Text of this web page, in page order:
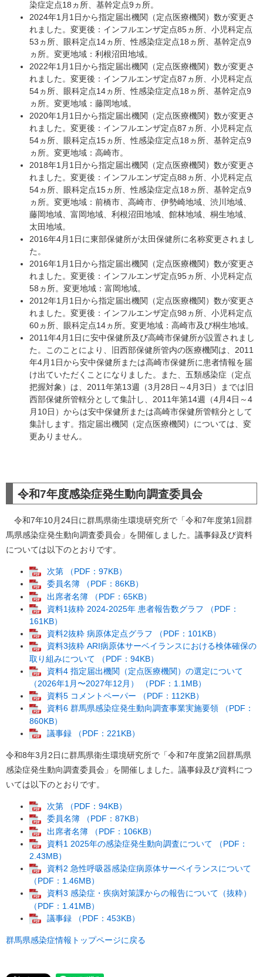
染症定点18ヵ所、基幹定点9ヵ所。
2024年1月1日から指定届出機関（定点医療機関）数が変更さ
れました。変更後：インフルエンザ定点85ヵ所、小児科定点
53ヵ所、眼科定点14ヵ所、性感染症定点18ヵ所、基幹定点9
ヵ所。変更地域：利根沼田地域。
2022年1月1日から指定届出機関（定点医療機関）数が変更さ
れました。変更後：インフルエンザ定点87ヵ所、小児科定点
54ヵ所、眼科定点14ヵ所、性感染症定点18ヵ所、基幹定点9
ヵ所。変更地域：藤岡地域。
2020年1月1日から指定届出機関（定点医療機関）数が変更さ
れました。変更後：インフルエンザ定点87ヵ所、小児科定点
54ヵ所、眼科定点15ヵ所、性感染症定点18ヵ所、基幹定点9
ヵ所。変更地域：高崎市。
2018年1月1日から指定届出機関（定点医療機関）数が変更さ
れました。変更後：インフルエンザ定点88ヵ所、小児科定点
54ヵ所、眼科定点15ヵ所、性感染症定点18ヵ所、基幹定点9
ヵ所。変更地域：前橋市、高崎市、伊勢崎地域、渋川地域、
藤岡地域、富岡地域、利根沼田地域、館林地域、桐生地域、
太田地域。
2016年4月1日に東部保健所が太田保健所に名称変更されまし
た。
2016年1月1日から指定届出機関（定点医療機関）数が変更さ
れました。変更後：インフルエンザ定点95ヵ所、小児科定点
58ヵ所。変更地域：富岡地域。
2012年1月1日から指定届出機関（定点医療機関）数が変更さ
れました。変更後：インフルエンザ定点98ヵ所、小児科定点
60ヵ所、眼科定点14ヵ所。変更地域：高崎市及び桐生地域。
2011年4月1日に安中保健所及び高崎市保健所が設置されまし
た。このことにより、旧西部保健所管内の医療機関は、2011
年4月1日から安中保健所または高崎市保健所に患者情報を届
け出ていただくことになりました。また、五類感染症（定点
把握対象）は、2011年第13週（3月28日～4月3日）までは旧
西部保健所管轄分として集計し、2011年第14週（4月4日～4
月10日）からは安中保健所または高崎市保健所管轄分として
集計します。指定届出機関（定点医療機関）については、変
更ありません。
令和7年度感染症発生動向調査委員会
令和7年10月24日に群馬県衛生環境研究所で「令和7年度第1回群
馬県感染症発生動向調査委員会」を開催しました。議事録及び資料
については以下のとおりです。
次第 （PDF：97KB）
委員名簿 （PDF：86KB）
出席者名簿 （PDF：65KB）
資料1抜粋 2024-2025年 患者報告数グラフ （PDF：
161KB）
資料2抜粋 病原体定点グラフ （PDF：101KB）
資料3抜粋 ARI病原体サーベイランスにおける検体確保の
取り組みについて （PDF：94KB）
資料4 指定届出機関（定点医療機関）の選定について
（2026年1月〜2027年12月） （PDF：1.1MB）
資料5 コメントペーパー （PDF：112KB）
資料6 群馬県感染症発生動向調査事業実施要領 （PDF：
860KB）
議事録 （PDF：221KB）
令和8年3月2日に群馬県衛生環境研究所で「令和7年度第2回群馬県
感染症発生動向調査委員会」を開催しました。議事録及び資料につ
いては以下のとおりです。
次第 （PDF：94KB）
委員名簿 （PDF：87KB）
出席者名簿 （PDF：106KB）
資料1 2025年の感染症発生動向調査について （PDF：
2.43MB）
資料2 急性呼吸器感染症病原体サーベイランスについて
（PDF：1.46MB）
資料3 感染症・疾病対策課からの報告について（抜粋）
（PDF：1.41MB）
議事録 （PDF：453KB）
群馬県感染症情報トップページに戻る